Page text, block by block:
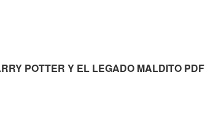
POTTER Y EL LEGADO MALDITO PDF